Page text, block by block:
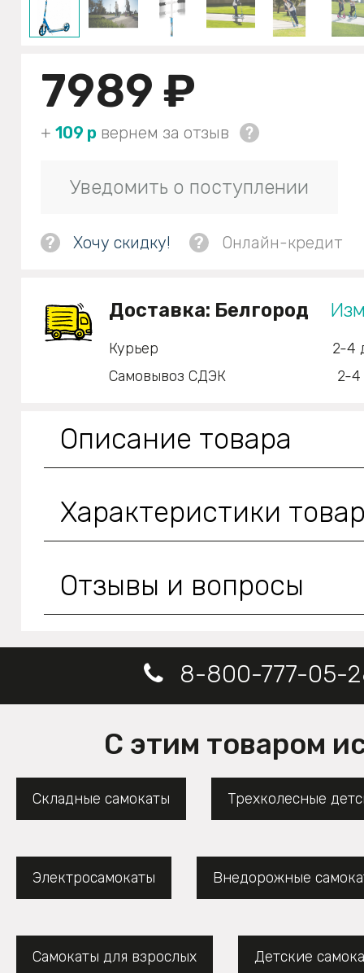
7989 ₽
+ 109 р вернем за отзыв
Уведомить о поступлении
? Хочу скидку! ? Онлайн-кредит
Доставка: Белгород
Курьер
2-4
Самовывоз СДЭК
2-4
Описание товара
Характеристики
Отзывы и вопросы
8-800-777-05-
С этим товаром
Складные самокаты Трехколесные
Электросамокаты Внедорожные
Самокаты для взрослых Детские